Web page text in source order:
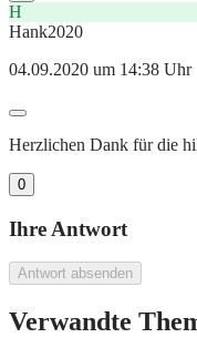
H
Hank2020
04.09.2020 um 14:38 Uhr
Herzlichen Dank für die
0
Ihre Antwort
Antwort absenden
Verwandte